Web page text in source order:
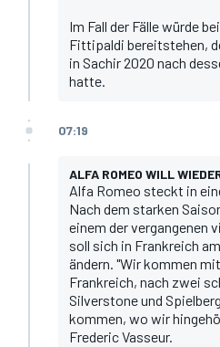
Im Fall der Fälle würde
Fittipaldi bereitstehen,
in Sachir 2020 nach
hatte.
07:19
ALFA ROMEO WILL
Alfa Romeo steckt in
Nach dem starken
einem der vergangenen
soll sich in Frankreich
ändern. "Wir kommen
Frankreich, nach zwei
Silverstone und
kommen, wo wir
Frederic Vasseur.